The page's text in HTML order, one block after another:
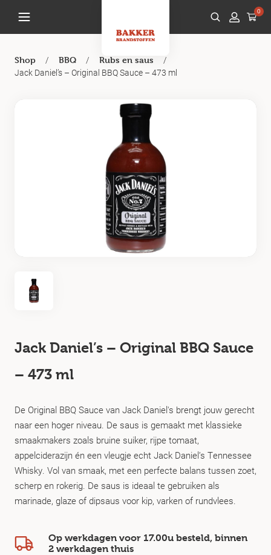
0
Shop / BBQ / Rubs en saus
/
Jack Daniel’s – Original BBQ Sauce – 473 ml
Jack Daniel’s – Original BBQ Sauce
– 473 ml
De Original BBQ Sauce van Jack Daniel's brengt jouw gerecht
naar een hoger niveau. De saus is gemaakt met klassieke
smaakmakers zoals bruine suiker, rijpe tomaat,
appelciderazijn én een vleugje echt Jack Daniel’s Tennessee
Whisky. Vol van smaak, met een perfecte balans tussen zoet,
scherp en rokerig. De saus is ideaal te gebruiken als
marinade, glaze of dipsaus voor kip, varken of rundvlees.
Op werkdagen voor 17.00u besteld, binnen
2 werkdagen thuis